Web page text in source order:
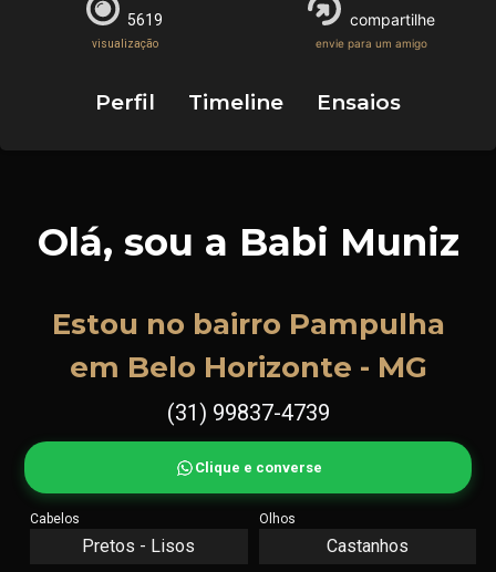
Perfil Timeline Ensaios
5619
visualização
compartilhe
envie para um amigo
Olá, sou a Babi Muniz
Estou no bairro Pampulha
em Belo Horizonte - MG
(31) 99837-4739
Clique e converse
Cabelos
Pretos - Lisos
Olhos
Castanhos